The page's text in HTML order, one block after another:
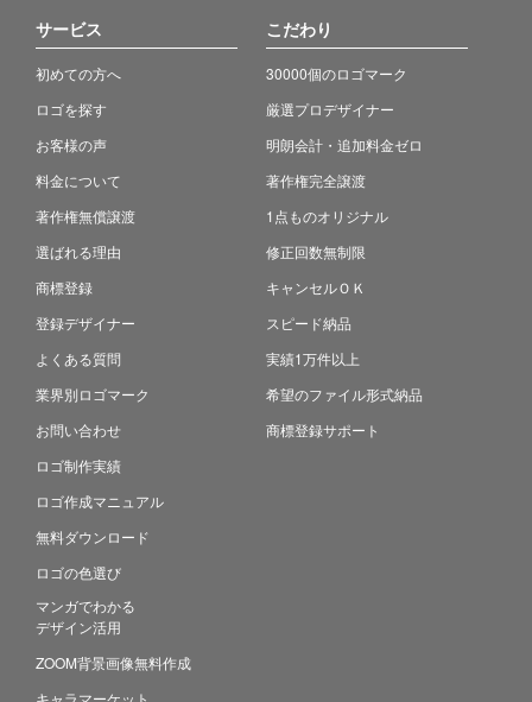
サービス
初めての方へ
ロゴを探す
お客様の声
料金について
著作権無償譲渡
選ばれる理由
商標登録
登録デザイナー
よくある質問
業界別ロゴマーク
お問い合わせ
ロゴ制作実績
ロゴ作成マニュアル
無料ダウンロード
ロゴの色選び
マンガでわかる
デザイン活用
ZOOM背景画像無料作成
キャラマーケット
こだわり
30000個のロゴマーク
厳選プロデザイナー
明朗会計・追加料金ゼロ
著作権完全譲渡
1点ものオリジナル
修正回数無制限
キャンセルＯＫ
スピード納品
実績1万件以上
希望のファイル形式納品
商標登録サポート